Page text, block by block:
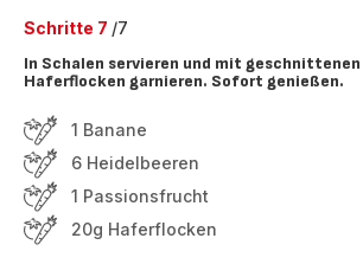
Schritte 7 /7
In Schalen servieren und mit
Haferflocken garnieren. Sofort genießen.
1 Banane
6 Heidelbeeren
1 Passionsfrucht
20g Haferflocken